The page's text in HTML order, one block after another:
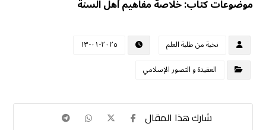
موضوعات كتاب: خلاصة مفاهيم أهل السنة
نخبة من طلبة العلم
٢٠٢٥-٠١-١٣
العقيدة و التصور الإسلامي